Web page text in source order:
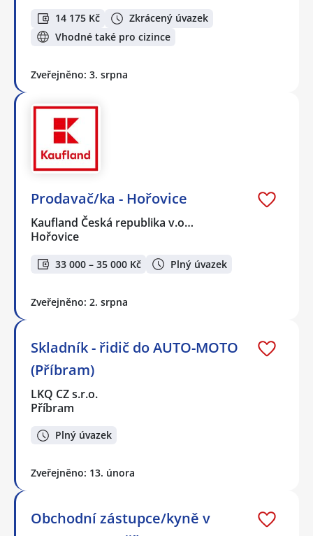
14 175 Kč
Zkrácený úvazek
Vhodné také pro cizince
Zveřejněno: 3. srpna
Prodavač/ka - Hořovice
Kaufland Česká republika v.o…
Hořovice
33 000 – 35 000 Kč Plný úvazek
Zveřejněno: 2. srpna
Skladník - řidič do AUTO-MOTO
(Příbram)
LKQ CZ s.r.o.
Příbram
Plný úvazek
Zveřejněno: 13. února
Obchodní zástupce/kyně v